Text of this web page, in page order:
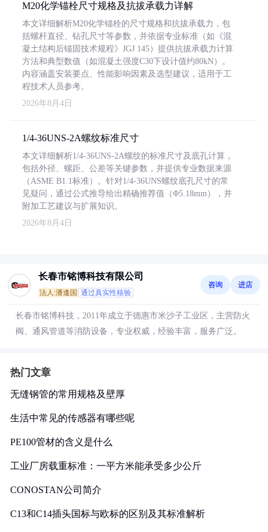
M20化学锚栓尺寸规格及抗拔承载力详解
本文详细解析M20化学锚栓的尺寸规格和抗拔承载力，包
括螺杆直径、钻孔尺寸等参数，并依据专业标准（如《混
凝土结构后锚固技术规程》JGJ 145）提供抗拔承载力计算
方法和典型数值（如混凝土强度C30下设计值约80kN）。
内容涵盖安装要点、性能影响因素及选型建议，适用于工
程技术人员参考。
2026年8月4日
1/4-36UNS-2A螺纹标准尺寸
本文详细解析1/4-36UNS-2A螺纹的标准尺寸及底孔计算，
包括外径、螺距、公差等关键参数，并提供专业数据来源
（ASME B1.1标准）。针对1/4-36UNS螺纹底孔尺寸的常
见疑问，通过公式推导给出精确推荐值（Φ5.18mm），并
附加工艺建议与扩展知识。
2026年8月4日
长春市铭博科技有限公司
法人:潘逢国 通过真实性核验
咨询 进店
长春市铭博科技，2011年成立于德惠市米沙子工业区，主营防火
阀、通风管道等消防设备，专业权威，经验丰富，服务广泛。
热门文章
无缝钢管的常用规格及壁厚
生活中常见的传感器有哪些呢
PE100管材的含义是什么
工业厂房载重标准：一平方米能承受多少公斤
CONOSTAN公司简介
C13和C14插头国标与欧标的区别及其标准解析